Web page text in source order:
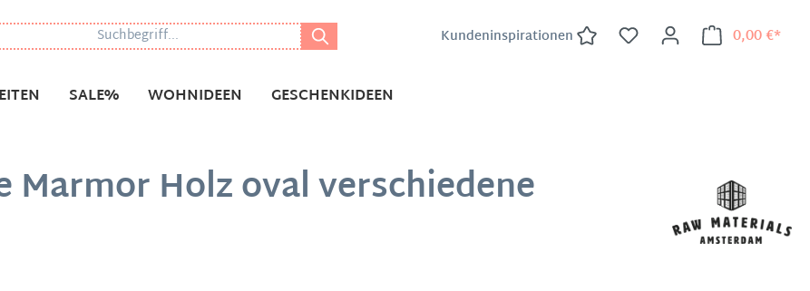
Kundeninspirationen 0,00 €*
SALE% WOHNIDEEN GESCHENKIDEEN
Marmor Holz oval verschiedene